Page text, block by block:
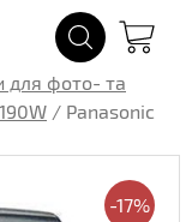
для фото- та
/ Panasonic
-17%